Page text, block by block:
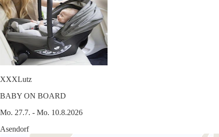
XXXLutz
BABY ON BOARD
Mo. 27.7. - Mo. 10.8.2026
Asendorf